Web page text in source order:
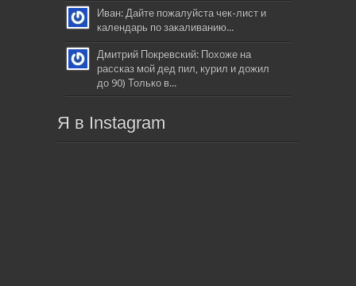
Иван: Дайте пожалуйста чек-лист и
календарь по закаливанию...
Дмитрий Покревский: Похоже на
рассказ мой дед пил, курил и дожил
до 90) Только в...
Я в Instagram